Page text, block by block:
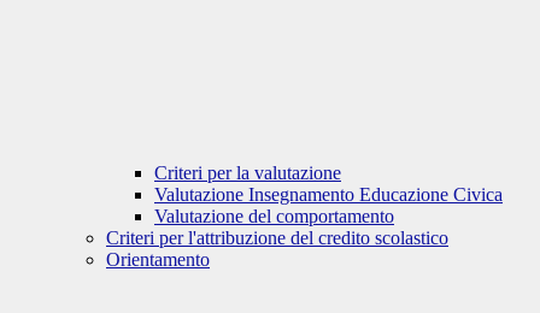
Criteri per la valutazione
Valutazione Insegnamento Educazione Civica
Valutazione del comportamento
Criteri per l'attribuzione del credito scolastico
Orientamento